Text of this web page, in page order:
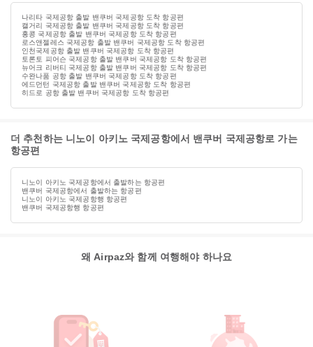
나리타 국제공항 출발 밴쿠버 국제공항 도착 항공편
캘거리 국제공항 출발 밴쿠버 국제공항 도착 항공편
홍콩 국제공항 출발 밴쿠버 국제공항 도착 항공편
로스앤젤레스 국제공항 출발 밴쿠버 국제공항 도착 항공편
인천국제공항 출발 밴쿠버 국제공항 도착 항공편
토론토 피어슨 국제공항 출발 밴쿠버 국제공항 도착 항공편
뉴어크 리버티 국제공항 출발 밴쿠버 국제공항 도착 항공편
수완나품 공항 출발 밴쿠버 국제공항 도착 항공편
에드먼턴 국제공항 출발 밴쿠버 국제공항 도착 항공편
히드로 공항 출발 밴쿠버 국제공항 도착 항공편
더 추천하는 니노이 아키노 국제공항에서 밴쿠버 국제공항로 가는
항공편
니노이 아키노 국제공항에서 출발하는 항공편
밴쿠버 국제공항에서 출발하는 항공편
니노이 아키노 국제공항행 항공편
밴쿠버 국제공항행 항공편
왜 Airpaz와 함께 여행해야 하나요